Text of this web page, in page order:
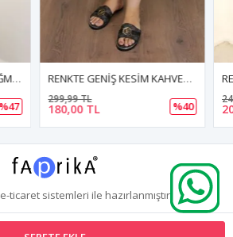
%40 200,00 TL
249,99 TL
%20
e-ticaretsistemleri ile hazırlanmıştır.